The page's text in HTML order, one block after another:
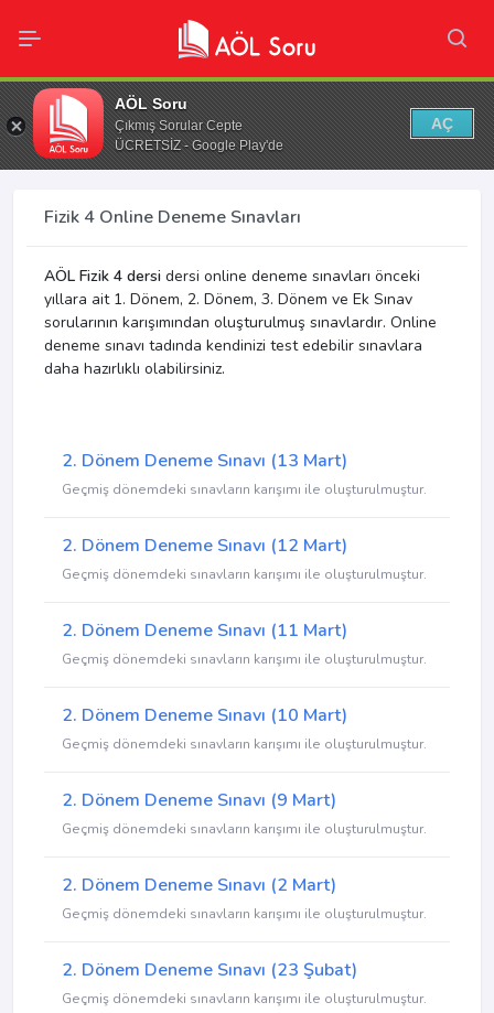
AÖL Soru
Çıkmış Sorular Cepte
ÜCRETSİZ - Google Play'de
AÇ
Fizik 4 Online Deneme Sınavları
AÖL Fizik 4 dersi dersi online deneme sınavları önceki
yıllara ait 1. Dönem, 2. Dönem, 3. Dönem ve Ek Sınav
sorularının karışımından oluşturulmuş sınavlardır. Online
deneme sınavı tadında kendinizi test edebilir sınavlara
daha hazırlıklı olabilirsiniz.
2. Dönem Deneme Sınavı (13 Mart)
Geçmiş dönemdeki sınavların karışımı ile oluşturulmuştur.
2. Dönem Deneme Sınavı (12 Mart)
Geçmiş dönemdeki sınavların karışımı ile oluşturulmuştur.
2. Dönem Deneme Sınavı (11 Mart)
Geçmiş dönemdeki sınavların karışımı ile oluşturulmuştur.
2. Dönem Deneme Sınavı (10 Mart)
Geçmiş dönemdeki sınavların karışımı ile oluşturulmuştur.
2. Dönem Deneme Sınavı (9 Mart)
Geçmiş dönemdeki sınavların karışımı ile oluşturulmuştur.
2. Dönem Deneme Sınavı (2 Mart)
Geçmiş dönemdeki sınavların karışımı ile oluşturulmuştur.
2. Dönem Deneme Sınavı (23 Şubat)
Geçmiş dönemdeki sınavların karışımı ile oluşturulmuştur.